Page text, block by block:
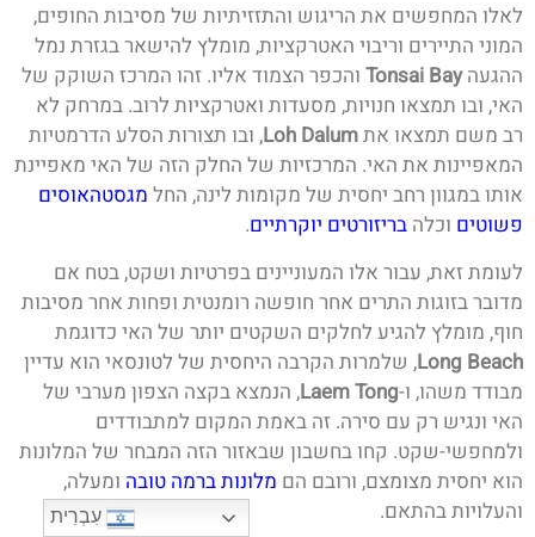
לאלו המחפשים את הריגוש והתזזיתיות של מסיבות החופים,
המוני התיירים וריבוי האטרקציות, מומלץ להישאר בגזרת נמל
ההגעהTonsai Bay
והכפר הצמוד אליו. זהו המרכז השוקק של
האי, ובו תמצאו חנויות, מסעדות ואטרקציות לרוב. במרחק לא
רב משם תמצאו אתLoh Dalum, ובו תצורות הסלע הדרמטיות
המאפיינות את האי. המרכזיות של החלק הזה של האי מאפיינת
אותו במגוון רחב יחסית של מקומות לינה, החל מגסטהאוסים
פשוטים וכלה בריזורטים יוקרתיים.
לעומת זאת, עבור אלו המעוניינים בפרטיות ושקט, בטח אם
מדובר בזוגות התרים אחר חופשה רומנטית ופחות אחר מסיבות
חוף, מומלץ להגיע לחלקים השקטים יותר של האי כדוגמת
Long Beach, שלמרות הקרבה היחסית של לטונסאי הוא עדיין
מבודד משהו, ו-Laem Tong, הנמצא בקצה הצפון מערבי של
האי ונגיש רק עם סירה. זה באמת המקום למתבודדים
ולמחפשי-שקט. קחו בחשבון שבאזור הזה המבחר של המלונות
הוא יחסית מצומצם, ורובם הם מלונות ברמה טובה ומעלה,
והעלויות בהתאם.
עִבְרִית